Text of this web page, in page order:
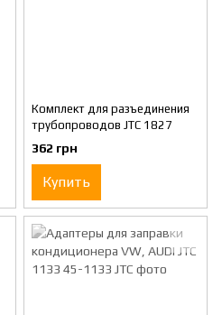
Комплект для разъединения
трубопроводов JTC 1827
362 грн
Купить